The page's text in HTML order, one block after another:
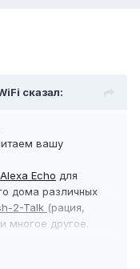
сказал:
вашу
Alexa Echo для
дома различных
2-Talk (рация,
и многое другое.
приватный клуб.